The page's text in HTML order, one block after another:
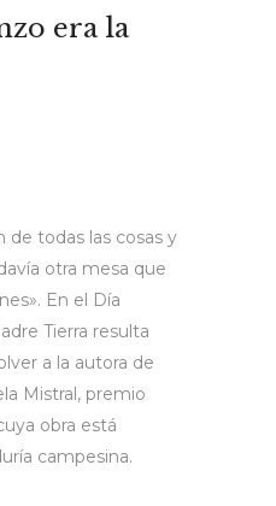
era la
de todas las cosas y
otra mesa que
En el Día
Tierra resulta
a la autora de
Mistral, premio
obra está
campesina.